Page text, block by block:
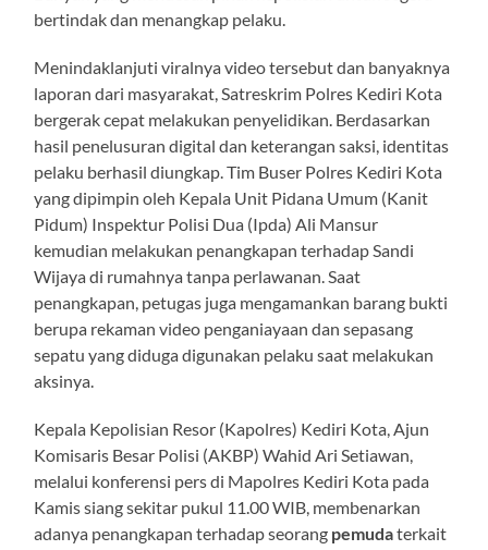
bertindak dan menangkap pelaku.
Menindaklanjuti viralnya video tersebut dan banyaknya
laporan dari masyarakat, Satreskrim Polres Kediri Kota
bergerak cepat melakukan penyelidikan. Berdasarkan
hasil penelusuran digital dan keterangan saksi, identitas
pelaku berhasil diungkap. Tim Buser Polres Kediri Kota
yang dipimpin oleh Kepala Unit Pidana Umum (Kanit
Pidum) Inspektur Polisi Dua (Ipda) Ali Mansur
kemudian melakukan penangkapan terhadap Sandi
Wijaya di rumahnya tanpa perlawanan. Saat
penangkapan, petugas juga mengamankan barang bukti
berupa rekaman video penganiayaan dan sepasang
sepatu yang diduga digunakan pelaku saat melakukan
aksinya.
Kepala Kepolisian Resor (Kapolres) Kediri Kota, Ajun
Komisaris Besar Polisi (AKBP) Wahid Ari Setiawan,
melalui konferensi pers di Mapolres Kediri Kota pada
Kamis siang sekitar pukul 11.00 WIB, membenarkan
adanya penangkapan terhadap seorang pemudaterkait